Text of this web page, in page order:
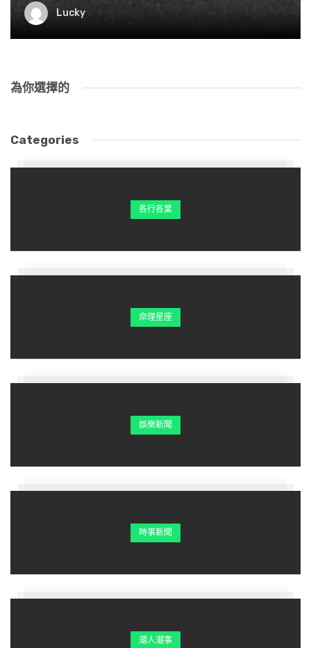
maidonanews.jp）
Lucky
為你選擇的
Categories
各行各業
命理星座
娛樂新聞
時事新聞
潮人潮事